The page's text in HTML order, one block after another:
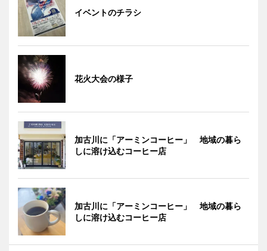
イベントのチラシ
花火大会の様子
加古川に「アーミンコーヒー」 地域の暮ら
しに溶け込むコーヒー店
加古川に「アーミンコーヒー」 地域の暮ら
しに溶け込むコーヒー店